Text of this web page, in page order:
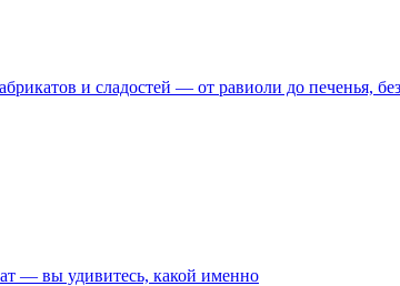
и сладостей — от равиоли до печенья,
— вы удивитесь, какой именно